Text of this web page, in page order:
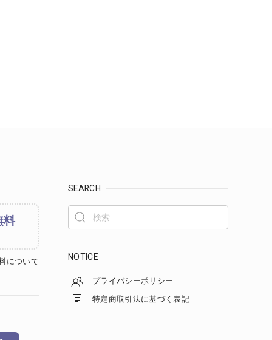
料
について
SEARCH
NOTICE
プライバシーポリシー
特定商取引法に基づく表記